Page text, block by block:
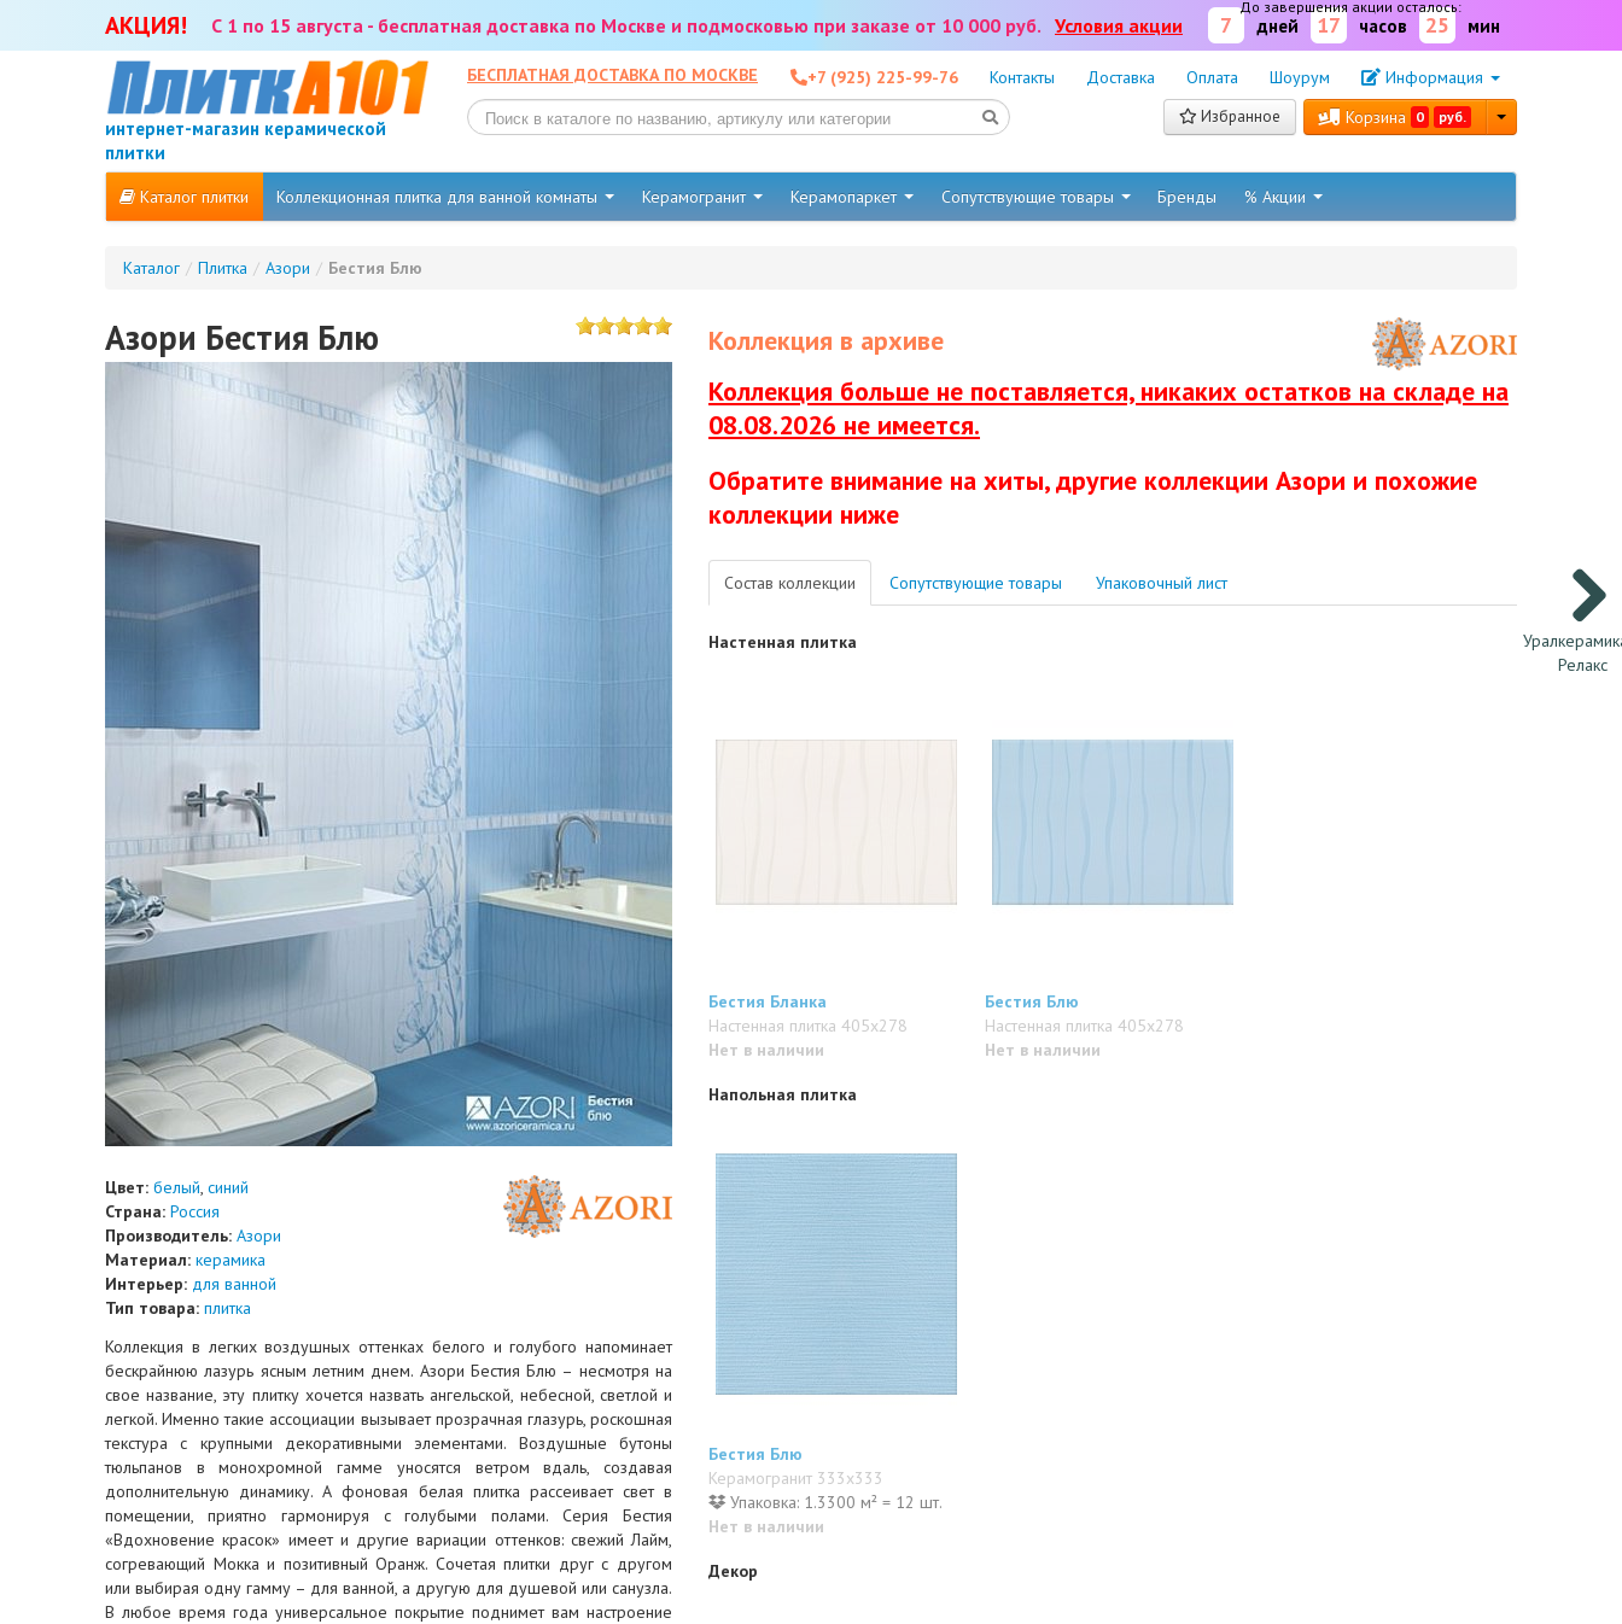
АКЦИЯ! С 1 по 15 августа - бесплатная доставка по Москве и подмосковью при заказе от 10 000 руб. Условия акции
До завершения акции осталось:
7 дней 17 часов 25 мин
интернет-магазин керамической
плитки
БЕСПЛАТНАЯ ДОСТАВКА ПО МОСКВЕ +7 (925) 225-99-76 Контакты Доставка Оплата Шоурум Информация
Избранное Корзина 0 руб.
Каталог плитки Коллекционная плитка для ванной комнаты Керамогранит Керамопаркет Сопутствующие товары Бренды % Акции
Каталог / Плитка / Азори / Бестия Блю
Релакс
Азори Бестия Блю
Цвет: белый, синий
Страна: Россия
Производитель: Азори
Материал: керамика
Интерьер: для ванной
Тип товара: плитка
Коллекция в легких воздушных оттенках белого и голубого напоминает
бескрайнюю лазурь ясным летним днем. Азори Бестия Блю – несмотря на
свое название, эту плитку хочется назвать ангельской, небесной, светлой и
легкой. Именно такие ассоциации вызывает прозрачная глазурь, роскошная
текстура с крупными декоративными элементами. Воздушные бутоны
тюльпанов в монохромной гамме уносятся ветром вдаль, создавая
дополнительную динамику. А фоновая белая плитка рассеивает свет в
помещении, приятно гармонируя с голубыми полами. Серия Бестия
«Вдохновение красок» имеет и другие вариации оттенков: свежий Лайм,
согревающий Мокка и позитивный Оранж. Сочетая плитки друг с другом
или выбирая одну гамму – для ванной, а другую для душевой или санузла.
В любое время года универсальное покрытие поднимет вам настроение
Коллекция в архиве
Коллекция больше не поставляется, никаких остатков на складе на
08.08.2026 не имеется.
Обратите внимание на хиты, другие коллекции Азори и похожие
коллекции ниже
Состав коллекции Сопутствующие товары Упаковочный лист
Настенная плитка
Бестия Бланка
Настенная плитка 405x278
Нет в наличии
Бестия Блю
Настенная плитка 405x278
Нет в наличии
Напольная плитка
Бестия Блю
Керамогранит 333x333
Упаковка: 1.3300 м² = 12 шт.
Нет в наличии
Декор